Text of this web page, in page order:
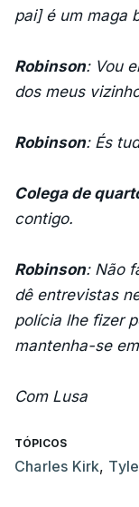
pai] é um maga
Robinson: Vou
dos meus
Robinson: És
Colega de
contigo.
Robinson: Não
dê entrevistas
polícia lhe fizer
mantenha-se
Com Lusa
TÓPICOS
Charles Kirk,